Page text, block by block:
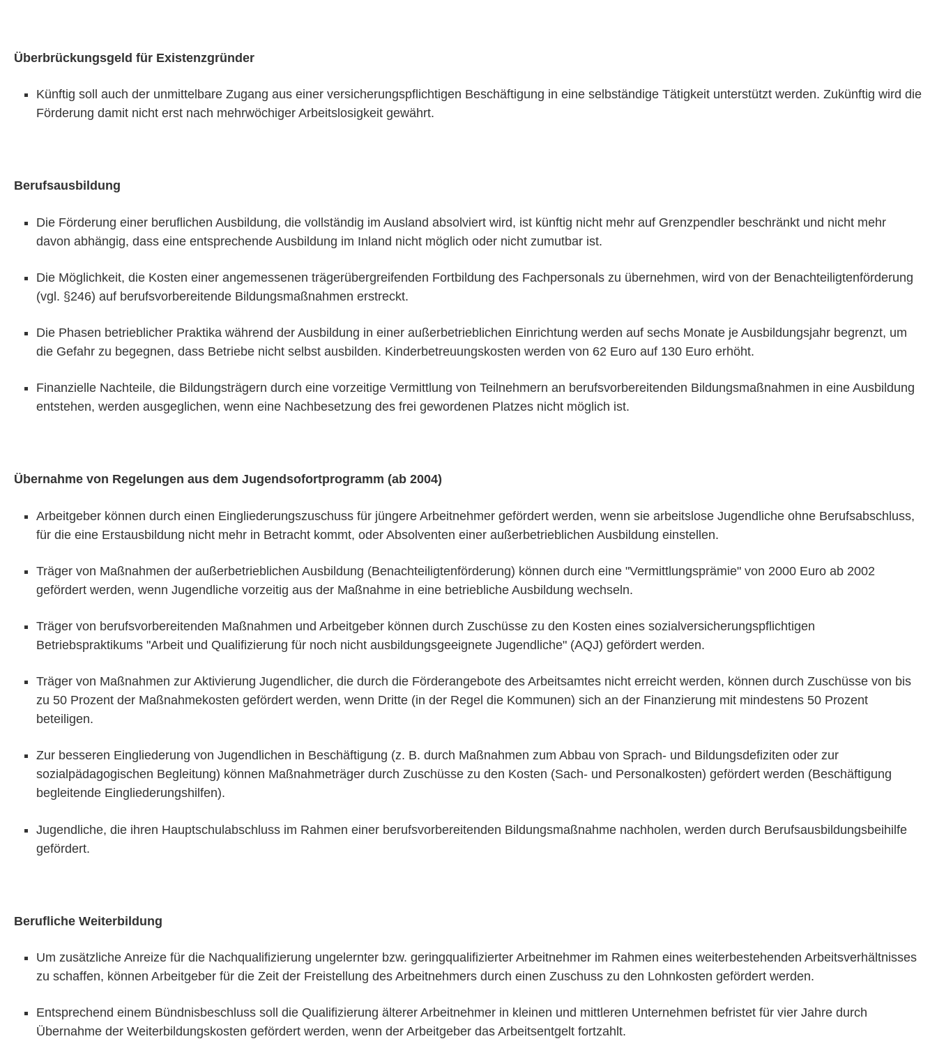
Überbrückungsgeld für Existenzgründer
Künftig soll auch der unmittelbare Zugang aus einer versicherungspflichtigen Beschäftigung in eine selbständige Tätigkeit unterstützt werden. Zukünftig wird die
Förderung damit nicht erst nach mehrwöchiger Arbeitslosigkeit gewährt.
Berufsausbildung
Die Förderung einer beruflichen Ausbildung, die vollständig im Ausland absolviert wird, ist künftig nicht mehr auf Grenzpendler beschränkt und nicht mehr
davon abhängig, dass eine entsprechende Ausbildung im Inland nicht möglich oder nicht zumutbar ist.
Die Möglichkeit, die Kosten einer angemessenen trägerübergreifenden Fortbildung des Fachpersonals zu übernehmen, wird von der Benachteiligtenförderung
(vgl. §246) auf berufsvorbereitende Bildungsmaßnahmen erstreckt.
Die Phasen betrieblicher Praktika während der Ausbildung in einer außerbetrieblichen Einrichtung werden auf sechs Monate je Ausbildungsjahr begrenzt, um
die Gefahr zu begegnen, dass Betriebe nicht selbst ausbilden. Kinderbetreuungskosten werden von 62 Euro auf 130 Euro erhöht.
Finanzielle Nachteile, die Bildungsträgern durch eine vorzeitige Vermittlung von Teilnehmern an berufsvorbereitenden Bildungsmaßnahmen in eine Ausbildung
entstehen, werden ausgeglichen, wenn eine Nachbesetzung des frei gewordenen Platzes nicht möglich ist.
Übernahme von Regelungen aus dem Jugendsofortprogramm (ab 2004)
Arbeitgeber können durch einen Eingliederungszuschuss für jüngere Arbeitnehmer gefördert werden, wenn sie arbeitslose Jugendliche ohne Berufsabschluss,
für die eine Erstausbildung nicht mehr in Betracht kommt, oder Absolventen einer außerbetrieblichen Ausbildung einstellen.
Träger von Maßnahmen der außerbetrieblichen Ausbildung (Benachteiligtenförderung) können durch eine "Vermittlungsprämie" von 2000 Euro ab 2002
gefördert werden, wenn Jugendliche vorzeitig aus der Maßnahme in eine betriebliche Ausbildung wechseln.
Träger von berufsvorbereitenden Maßnahmen und Arbeitgeber können durch Zuschüsse zu den Kosten eines sozialversicherungspflichtigen
Betriebspraktikums "Arbeit und Qualifizierung für noch nicht ausbildungsgeeignete Jugendliche" (AQJ) gefördert werden.
Träger von Maßnahmen zur Aktivierung Jugendlicher, die durch die Förderangebote des Arbeitsamtes nicht erreicht werden, können durch Zuschüsse von bis
zu 50 Prozent der Maßnahmekosten gefördert werden, wenn Dritte (in der Regel die Kommunen) sich an der Finanzierung mit mindestens 50 Prozent
beteiligen.
Zur besseren Eingliederung von Jugendlichen in Beschäftigung (z. B. durch Maßnahmen zum Abbau von Sprach- und Bildungsdefiziten oder zur
sozialpädagogischen Begleitung) können Maßnahmeträger durch Zuschüsse zu den Kosten (Sach- und Personalkosten) gefördert werden (Beschäftigung
begleitende Eingliederungshilfen).
Jugendliche, die ihren Hauptschulabschluss im Rahmen einer berufsvorbereitenden Bildungsmaßnahme nachholen, werden durch Berufsausbildungsbeihilfe
gefördert.
Berufliche Weiterbildung
Um zusätzliche Anreize für die Nachqualifizierung ungelernter bzw. geringqualifizierter Arbeitnehmer im Rahmen eines weiterbestehenden Arbeitsverhältnisses
zu schaffen, können Arbeitgeber für die Zeit der Freistellung des Arbeitnehmers durch einen Zuschuss zu den Lohnkosten gefördert werden.
Entsprechend einem Bündnisbeschluss soll die Qualifizierung älterer Arbeitnehmer in kleinen und mittleren Unternehmen befristet für vier Jahre durch
Übernahme der Weiterbildungskosten gefördert werden, wenn der Arbeitgeber das Arbeitsentgelt fortzahlt.